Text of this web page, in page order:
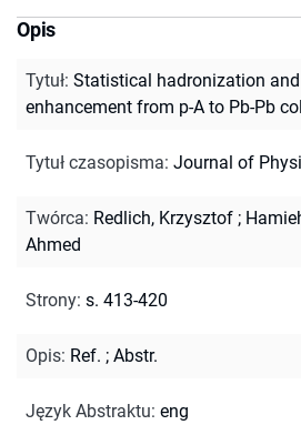
Opis
Tytuł: Statistical hadronization
enhancement from p-A to Pb-Pb
Tytuł czasopisma: Journal of
Twórca: Redlich, Krzysztof ;
Ahmed
Strony: s. 413-420
Opis: Ref. ; Abstr.
Język Abstraktu: eng